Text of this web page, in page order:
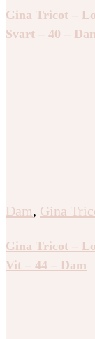
Gina Tricot –
Svart – 40 –
Dam, Gina
Gina Tricot –
Vit – 44 – Dam